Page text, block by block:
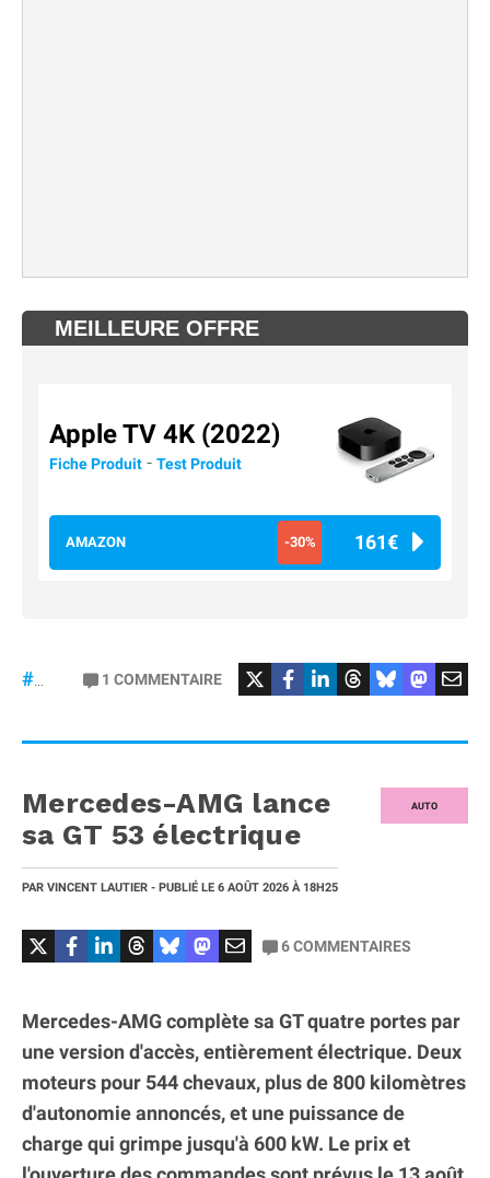
MEILLEURE OFFRE
Apple TV 4K (2022)
Fiche Produit - Test Produit
AMAZON -30% 161€
#DisneyPlus #Football #liga
1 COMMENTAIRE
AUTO
Mercedes-AMG lance
sa GT 53 électrique
PAR VINCENT LAUTIER - PUBLIÉ LE 6 AOÛT 2026 À 18H25
6COMMENTAIRES
Mercedes-AMG complète sa GT quatre portes par
une version d'accès, entièrement électrique. Deux
moteurs pour 544 chevaux, plus de 800 kilomètres
d'autonomie annoncés, et une puissance de
charge qui grimpe jusqu'à 600 kW. Le prix et